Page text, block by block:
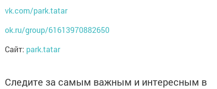
vk.com/park.tatar
ok.ru/group/61613970882650
Сайт: park.tatar
Следите за самым важным и интересным в